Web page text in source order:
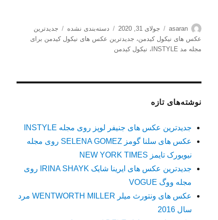
نویسنده
asaran
ارسال
شده
در
جولای 31, 2020 دسته‌ها
دسته‌بندی نشده برچسب‌ها
جدیدترین
عکس های نیکول کیدمن، جدیدترین عکس های نیکول کیدمن برای
مجله مد INSTYLE
، نیکول کیدمن
نوشته‌های تازه
جدیدترین عکس های جنیفر لوپز روی مجله INSTYLE
عکس های سلنا گومز SELENA GOMEZ روی مجله
نیویورک تایمز NEW YORK TIMES
جدیدترین عکس های ایرینا شایک IRINA SHAYK روی
مجله ووگ VOGUE
عکس های ونتورث میلر WENTWORTH MILLER مرد
سال 2016